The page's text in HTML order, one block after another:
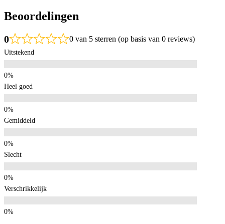
Beoordelingen
0 0 van 5 sterren (op basis van 0 reviews)
Uitstekend
Heel goed
Gemiddeld
Slecht
Verschrikkelijk